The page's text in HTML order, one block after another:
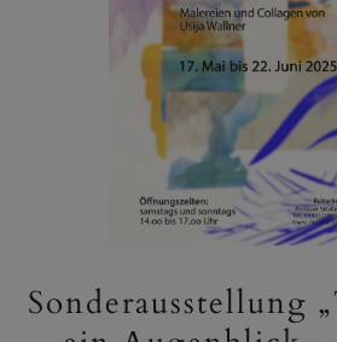
Sonderausstellung